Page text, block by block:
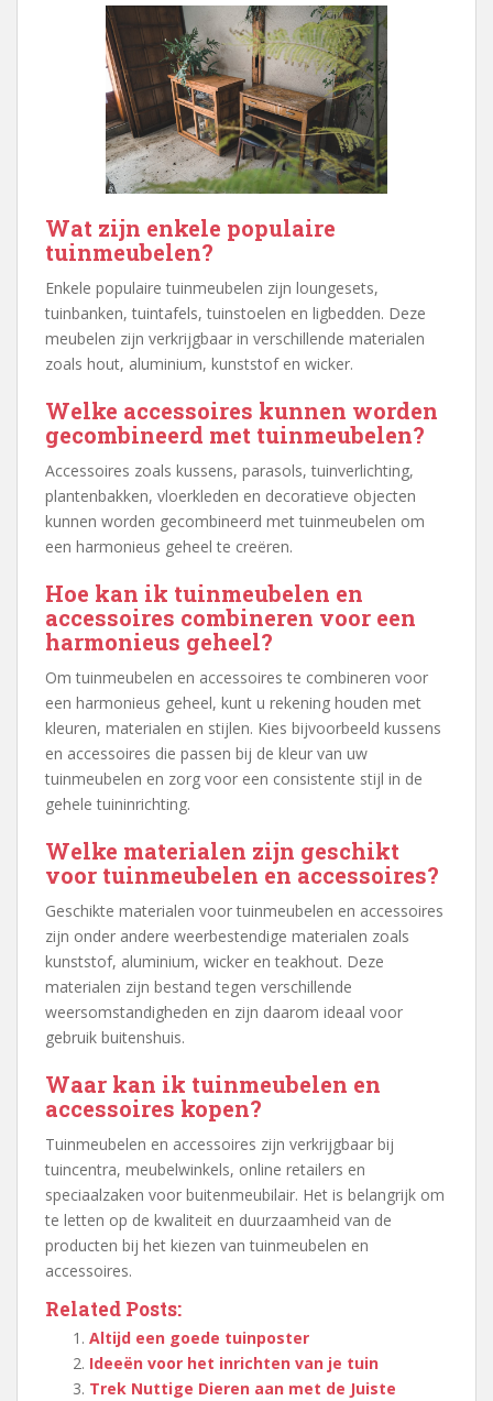
Wat zijn enkele populaire
tuinmeubelen?
Enkele populaire tuinmeubelen zijn loungesets,
tuinbanken, tuintafels, tuinstoelen en ligbedden. Deze
meubelen zijn verkrijgbaar in verschillende materialen
zoals hout, aluminium, kunststof en wicker.
Welke accessoires kunnen worden
gecombineerd met tuinmeubelen?
Accessoires zoals kussens, parasols, tuinverlichting,
plantenbakken, vloerkleden en decoratieve objecten
kunnen worden gecombineerd met tuinmeubelen om
een harmonieus geheel te creëren.
Hoe kan ik tuinmeubelen en
accessoires combineren voor een
harmonieus geheel?
Om tuinmeubelen en accessoires te combineren voor
een harmonieus geheel, kunt u rekening houden met
kleuren, materialen en stijlen. Kies bijvoorbeeld kussens
en accessoires die passen bij de kleur van uw
tuinmeubelen en zorg voor een consistente stijl in de
gehele tuininrichting.
Welke materialen zijn geschikt
voor tuinmeubelen en accessoires?
Geschikte materialen voor tuinmeubelen en accessoires
zijn onder andere weerbestendige materialen zoals
kunststof, aluminium, wicker en teakhout. Deze
materialen zijn bestand tegen verschillende
weersomstandigheden en zijn daarom ideaal voor
gebruik buitenshuis.
Waar kan ik tuinmeubelen en
accessoires kopen?
Tuinmeubelen en accessoires zijn verkrijgbaar bij
tuincentra, meubelwinkels, online retailers en
speciaalzaken voor buitenmeubilair. Het is belangrijk om
te letten op de kwaliteit en duurzaamheid van de
producten bij het kiezen van tuinmeubelen en
accessoires.
Related Posts:
Altijd een goede tuinposter
Ideeën voor het inrichten van je tuin
Trek Nuttige Dieren aan met de Juiste